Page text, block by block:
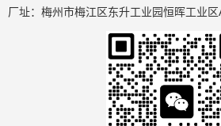
厂址：梅州市梅江区东升工业园恒晖工业